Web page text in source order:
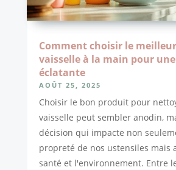
Comment choisir le
vaisselle à la main pour
éclatante
AOÛT 25, 2025
Choisir le bon produit pour
vaisselle peut sembler anodin,
décision qui impacte non
propreté de nos ustensiles mais
santé et l'environnement. Entre